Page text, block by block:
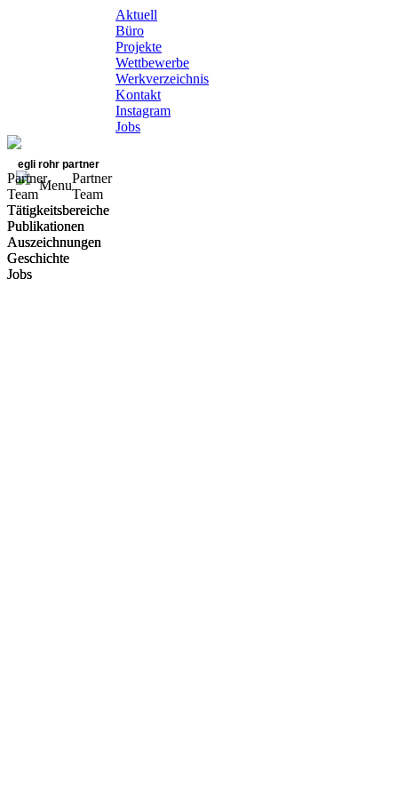
Aktuell
Büro
Projekte
Wettbewerbe
Werkverzeichnis
Kontakt
Instagram
Jobs
egli rohr partner
Menu
Partner
Team
Tätigkeitsbereiche
Publikationen
Auszeichnungen
Geschichte
Jobs
Partner
Team
Tätigkeitsbereiche
Publikationen
Auszeichnungen
Geschichte
Jobs